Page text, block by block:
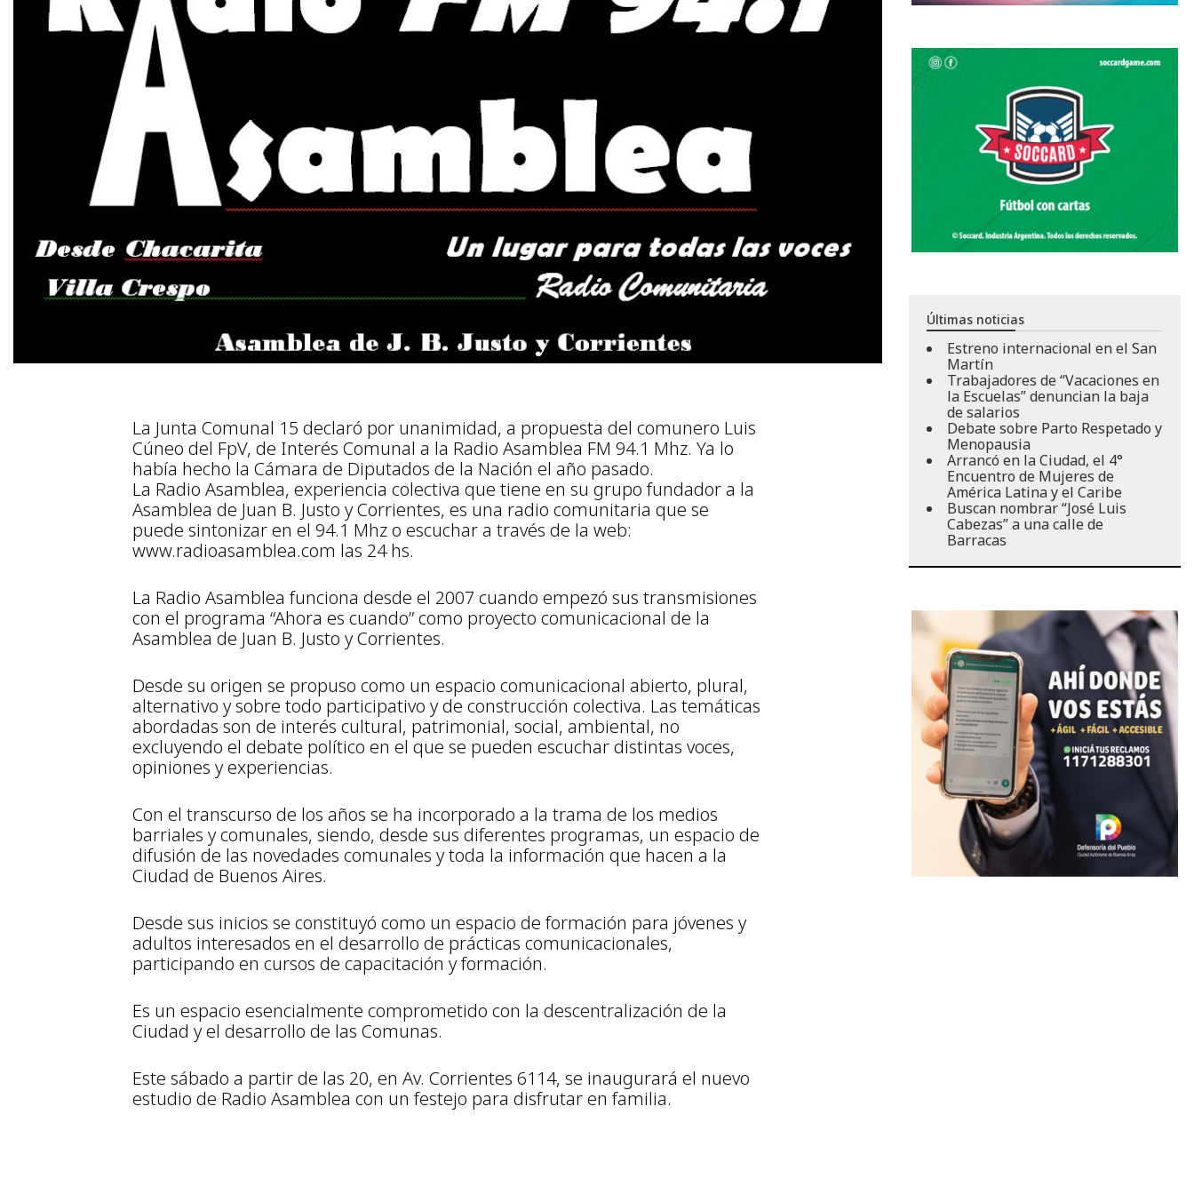
La Junta Comunal 15 declaró por unanimidad, a propuesta del comunero Luis
Cúneo del FpV, de Interés Comunal a la Radio Asamblea FM 94.1 Mhz. Ya lo
había hecho la Cámara de Diputados de la Nación el año pasado.
La Radio Asamblea, experiencia colectiva que tiene en su grupo fundador a la
Asamblea de Juan B. Justo y Corrientes, es una radio comunitaria que se
puede sintonizar en el 94.1 Mhz o escuchar a través de la web:
www.radioasamblea.com las 24 hs.
La Radio Asamblea funciona desde el 2007 cuando empezó sus transmisiones
con el programa “Ahora es cuando” como proyecto comunicacional de la
Asamblea de Juan B. Justo y Corrientes.
Desde su origen se propuso como un espacio comunicacional abierto, plural,
alternativo y sobre todo participativo y de construcción colectiva. Las temáticas
abordadas son de interés cultural, patrimonial, social, ambiental, no
excluyendo el debate político en el que se pueden escuchar distintas voces,
opiniones y experiencias.
Con el transcurso de los años se ha incorporado a la trama de los medios
barriales y comunales, siendo, desde sus diferentes programas, un espacio de
difusión de las novedades comunales y toda la información que hacen a la
Ciudad de Buenos Aires.
Desde sus inicios se constituyó como un espacio de formación para jóvenes y
adultos interesados en el desarrollo de prácticas comunicacionales,
participando en cursos de capacitación y formación.
Es un espacio esencialmente comprometido con la descentralización de la
Ciudad y el desarrollo de las Comunas.
Este sábado a partir de las 20, en Av. Corrientes 6114, se inaugurará el nuevo
estudio de Radio Asamblea con un festejo para disfrutar en familia.
Últimas noticias
Estreno internacional en el San
Martín
Trabajadores de “Vacaciones en
la Escuelas” denuncian la baja
de salarios
Debate sobre Parto Respetado y
Menopausia
Arrancó en la Ciudad, el 4°
Encuentro de Mujeres de
América Latina y el Caribe
Buscan nombrar “José Luis
Cabezas” a una calle de
Barracas